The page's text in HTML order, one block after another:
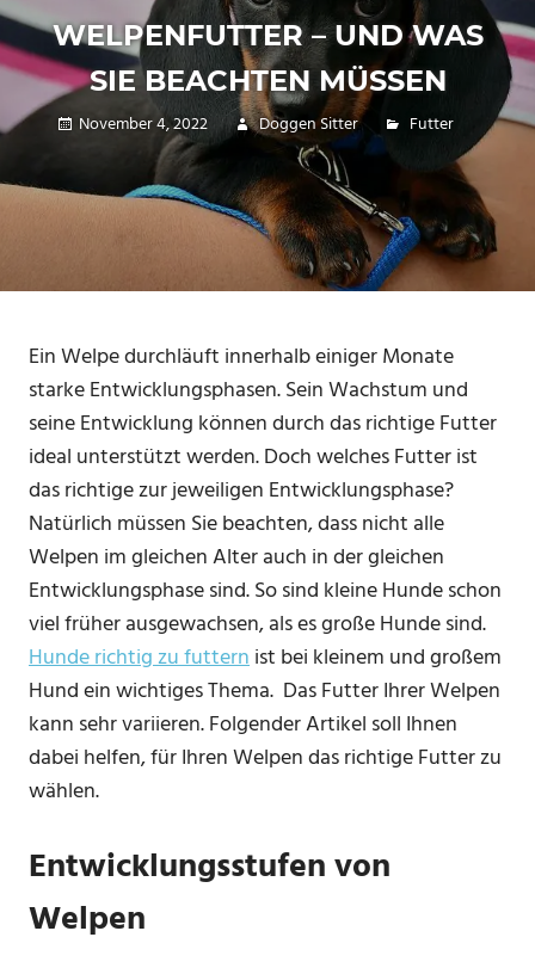
WELPENFUTTER – UND WAS
SIE BEACHTEN MÜSSEN
November 4, 2022 Doggen Sitter Futter
Ein Welpe durchläuft innerhalb einiger Monate
starke Entwicklungsphasen. Sein Wachstum und
seine Entwicklung können durch das richtige Futter
ideal unterstützt werden. Doch welches Futter ist
das richtige zur jeweiligen Entwicklungsphase?
Natürlich müssen Sie beachten, dass nicht alle
Welpen im gleichen Alter auch in der gleichen
Entwicklungsphase sind. So sind kleine Hunde schon
viel früher ausgewachsen, als es große Hunde sind.
Hunde richtig zu futternist bei kleinem und großem
Hund ein wichtiges Thema. Das Futter Ihrer Welpen
kann sehr variieren. Folgender Artikel soll Ihnen
dabei helfen, für Ihren Welpen das richtige Futter zu
wählen.
Entwicklungsstufen von
Welpen